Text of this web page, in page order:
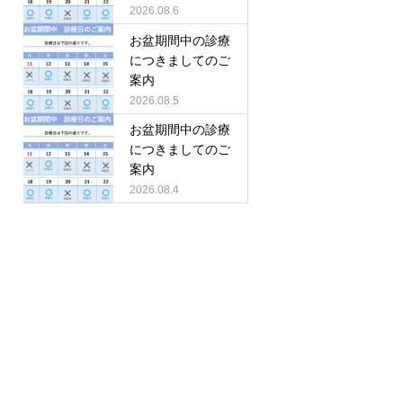
2026.08.6
お盆期間中の診療
につきましてのご
案内
2026.08.5
お盆期間中の診療
につきましてのご
案内
2026.08.4